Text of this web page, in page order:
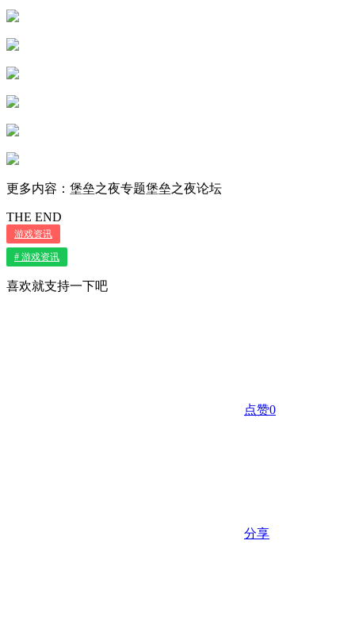
更多内容：堡垒之夜专题堡垒之夜论坛
THE END
游戏资讯
# 游戏资讯
喜欢就支持一下吧
点赞0
分享